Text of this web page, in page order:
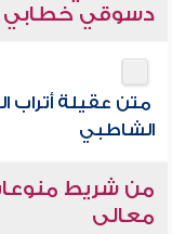
دسوقي خطابي
متن عقيلة أتراب
الشاطبي
من شريط
معالى